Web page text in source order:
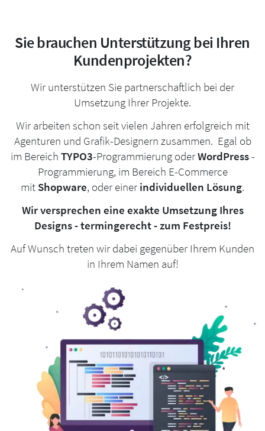
Sie brauchen Unterstützung bei Ihren
Kundenprojekten?
Wir unterstützen Sie partnerschaftlich bei der
Umsetzung Ihrer Projekte.
Wir arbeiten schon seit vielen Jahren erfolgreich mit
Agenturen und Grafik-Designern zusammen. Egal ob
im Bereich TYPO3-Programmierung oderWordPress-
Programmierung, im Bereich E-Commerce
mit Shopware, oder einer individuellen Lösung.
Wir versprechen eine exakte Umsetzung Ihres
Designs - termingerecht - zum Festpreis!
Auf Wunsch treten wir dabei gegenüber Ihrem Kunden
in Ihrem Namen auf!